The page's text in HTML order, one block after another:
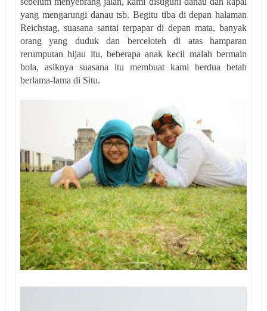
yang mengarungi danau tsb. Begitu tiba di depan halaman
Reichstag, suasana santai terpapar di depan mata, banyak
orang yang duduk dan berceloteh di atas hamparan
rerumputan hijau itu, beberapa anak kecil malah bermain
bola, asiknya suasana itu membuat kami berdua betah
berlama-lama di Situ.